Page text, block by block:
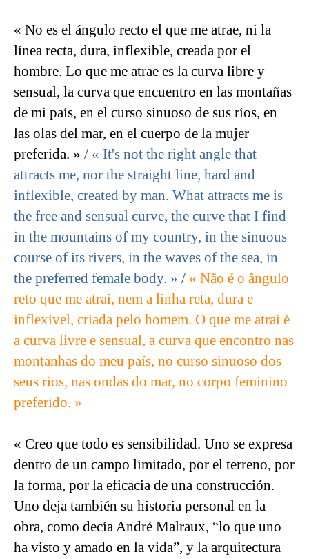
« No es el ángulo recto el que me atrae, ni la
línea recta, dura, inflexible, creada por el
hombre. Lo que me atrae es la curva libre y
sensual, la curva que encuentro en las montañas
de mi país, en el curso sinuoso de sus ríos, en
las olas del mar, en el cuerpo de la mujer
preferida. » / « It's not the right angle that
attracts me, nor the straight line, hard and
inflexible, created by man. What attracts me is
the free and sensual curve, the curve that I find
in the mountains of my country, in the sinuous
course of its rivers, in the waves of the sea, in
the preferred female body. » / « Não é o ângulo
reto que me atrai, nem a linha reta, dura e
inflexível, criada pelo homem. O que me atrai é
a curva livre e sensual, a curva que encontro nas
montanhas do meu país, no curso sinuoso dos
seus rios, nas ondas do mar, no corpo feminino
preferido. »
« Creo que todo es sensibilidad. Uno se expresa
dentro de un campo limitado, por el terreno, por
la forma, por la eficacia de una construcción.
Uno deja también su historia personal en la
obra, como decía André Malraux, “lo que uno
ha visto y amado en la vida”, y la arquitectura